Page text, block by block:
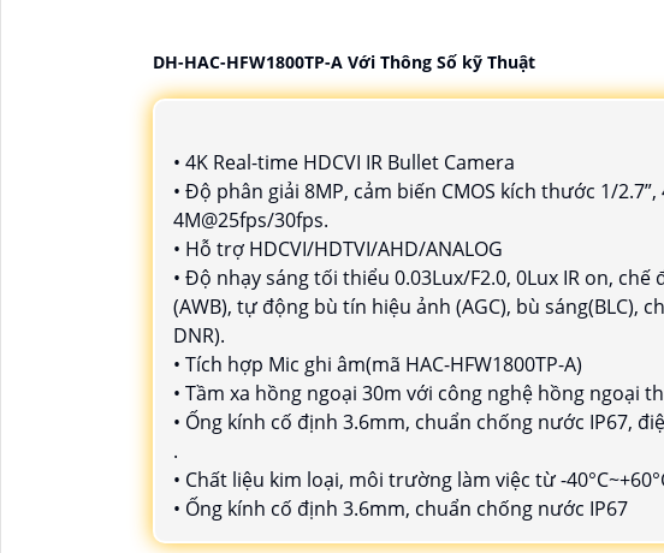
DH-HAC-HFW1800TP-A Với Thông Số kỹ Thuật
• 4K Real-time HDCVI IR Bullet Camera
• Độ phân giải 8MP, cảm biến CMOS kích thước 1/2.7”,
4M@25fps/30fps.
• Hỗ trợ HDCVI/HDTVI/AHD/ANALOG
• Độ nhạy sáng tối thiểu 0.03Lux/F2.0, 0Lux IR on,
(AWB), tự động bù tín hiệu ảnh (AGC), bù sáng(BLC),
DNR).
• Tích hợp Mic ghi âm(mã HAC-HFW1800TP-A)
• Tầm xa hồng ngoại 30m với công nghệ hồng ngoại
• Ống kính cố định 3.6mm, chuẩn chống nước IP67,
.
• Chất liệu kim loại, môi trường làm việc từ -
• Ống kính cố định 3.6mm, chuẩn chống nước IP67